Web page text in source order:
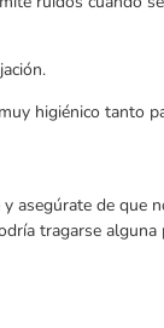
higiénico tanto
asegúrate de que
tragarse alguna